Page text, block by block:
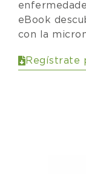
eBook
con la
Regístrate